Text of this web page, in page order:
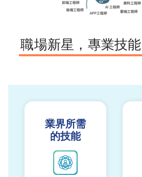
職場新星，專業技
業界所需
的技能